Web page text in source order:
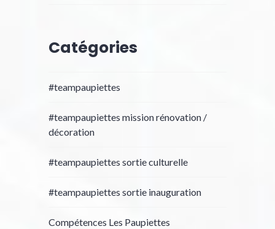
Catégories
#teampaupiettes
#teampaupiettes mission rénovation /
décoration
#teampaupiettes sortie culturelle
#teampaupiettes sortie inauguration
Compétences Les Paupiettes